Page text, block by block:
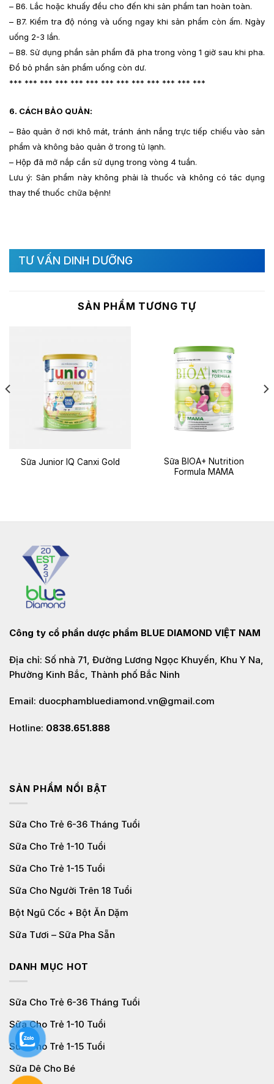
– B6. Lắc hoặc khuấy đều cho đến khi sản phẩm tan hoàn toàn.
– B7. Kiểm tra độ nóng và uống ngay khi sản phẩm còn ấm. Ngày
uống 2-3 lần.
– B8. Sử dụng phần sản phẩm đã pha trong vòng 1 giờ sau khi pha.
Đổ bỏ phần sản phẩm uống còn dư.
*** *** *** *** *** *** *** *** *** *** *** *** ***
6. CÁCH BẢO QUẢN:
– Bảo quản ở nơi khô mát, tránh ánh nắng trực tiếp chiếu vào sản
phẩm và không bảo quản ở trong tủ lạnh.
– Hộp đã mở nắp cần sử dụng trong vòng 4 tuần.
Lưu ý: Sản phẩm này không phải là thuốc và không có tác dụng
thay thế thuốc chữa bệnh!
TƯ VẤN DINH DƯỠNG
SẢN PHẨM TƯƠNG TỰ
Sữa Junior IQ Canxi Gold
Sữa BIOA+ Nutrition
Formula MAMA
Công ty cổ phần dược phẩm BLUE DIAMOND VIỆT NAM
Địa chỉ: Số nhà 71, Đường Lương Ngọc Khuyến, Khu Y Na,
Phường Kinh Bắc, Thành phố Bắc Ninh
Email: duocphambluediamond.vn@gmail.com
Hotline: 0838.651.888
SẢN PHẨM NỔI BẬT
Sữa Cho Trẻ 6-36 Tháng Tuổi
Sữa Cho Trẻ 1-10 Tuổi
Sữa Cho Trẻ 1-15 Tuổi
Sữa Cho Người Trên 18 Tuổi
Bột Ngũ Cốc + Bột Ăn Dặm
Sữa Tươi – Sữa Pha Sẵn
DANH MỤC HOT
Sữa Cho Trẻ 6-36 Tháng Tuổi
Sữa Cho Trẻ 1-10 Tuổi
Sữa Cho Trẻ 1-15 Tuổi
Sữa Dê Cho Bé